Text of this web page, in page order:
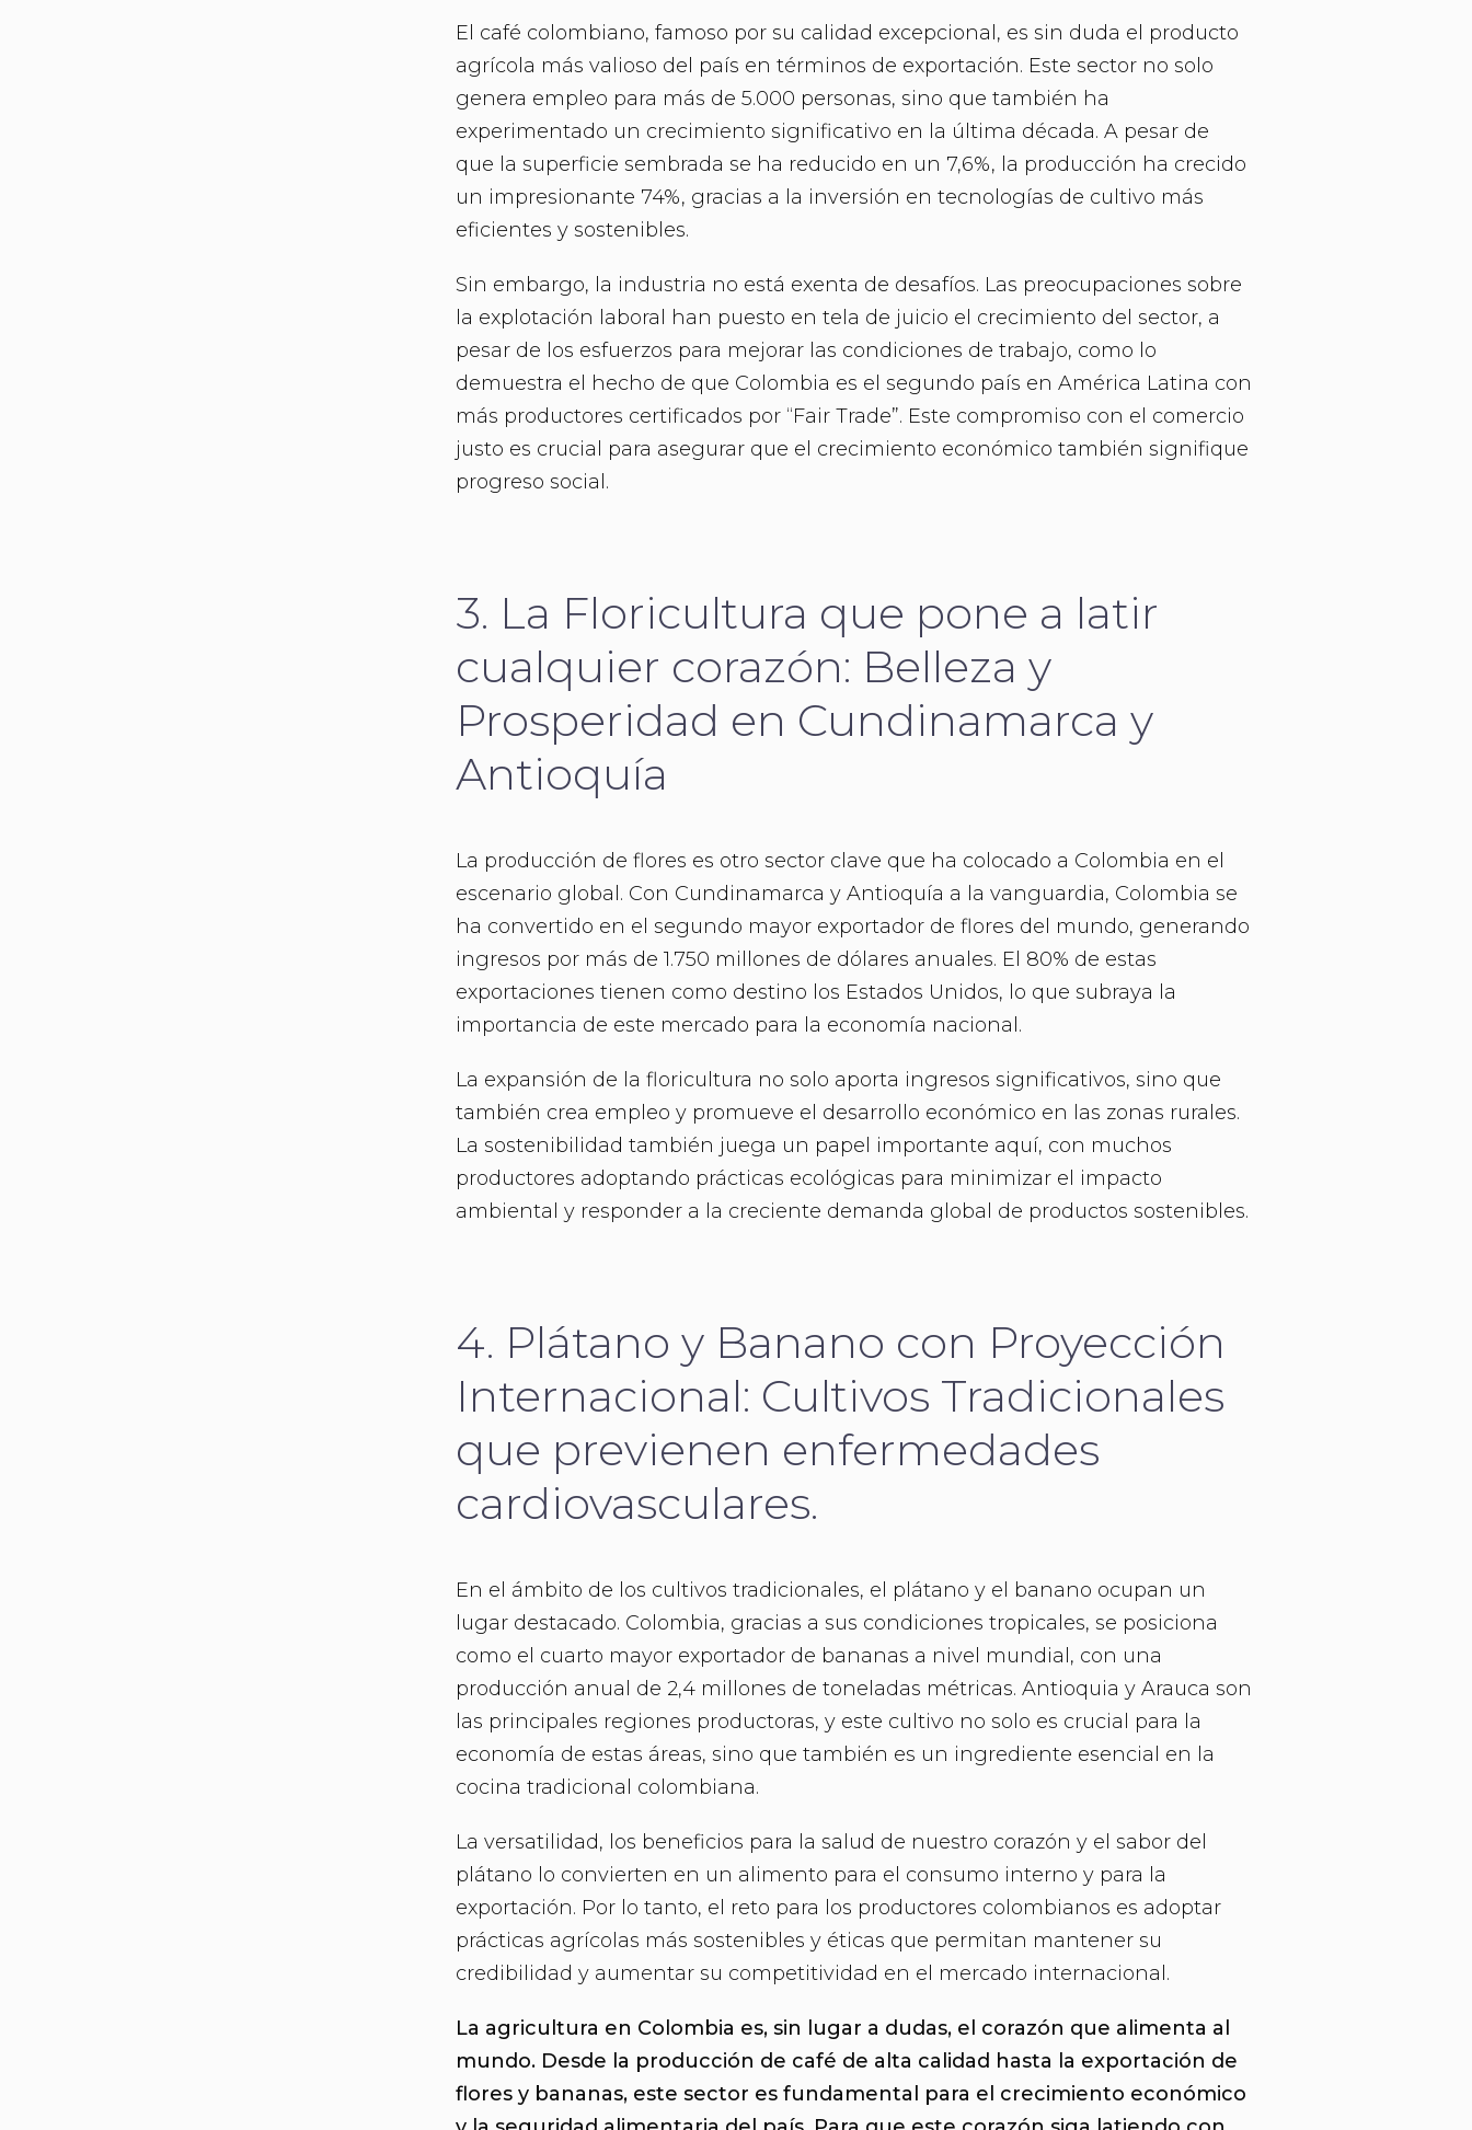
El café colombiano, famoso por su calidad excepcional, es sin duda el producto
agrícola más valioso del país en términos de exportación. Este sector no solo
genera empleo para más de 5.000 personas, sino que también ha
experimentado un crecimiento significativo en la última década. A pesar de
que la superficie sembrada se ha reducido en un 7,6%, la producción ha crecido
un impresionante 74%, gracias a la inversión en tecnologías de cultivo más
eficientes y sostenibles.
Sin embargo, la industria no está exenta de desafíos. Las preocupaciones sobre
la explotación laboral han puesto en tela de juicio el crecimiento del sector, a
pesar de los esfuerzos para mejorar las condiciones de trabajo, como lo
demuestra el hecho de que Colombia es el segundo país en América Latina con
más productores certificados por “Fair Trade”. Este compromiso con el comercio
justo es crucial para asegurar que el crecimiento económico también signifique
progreso social.
3. La Floricultura que pone a latir
cualquier corazón: Belleza y
Prosperidad en Cundinamarca y
Antioquía
La producción de flores es otro sector clave que ha colocado a Colombia en el
escenario global. Con Cundinamarca y Antioquía a la vanguardia, Colombia se
ha convertido en el segundo mayor exportador de flores del mundo, generando
ingresos por más de 1.750 millones de dólares anuales. El 80% de estas
exportaciones tienen como destino los Estados Unidos, lo que subraya la
importancia de este mercado para la economía nacional.
La expansión de la floricultura no solo aporta ingresos significativos, sino que
también crea empleo y promueve el desarrollo económico en las zonas rurales.
La sostenibilidad también juega un papel importante aquí, con muchos
productores adoptando prácticas ecológicas para minimizar el impacto
ambiental y responder a la creciente demanda global de productos sostenibles.
4. Plátano y Banano con Proyección
Internacional: Cultivos Tradicionales
que previenen enfermedades
cardiovasculares.
En el ámbito de los cultivos tradicionales, el plátano y el banano ocupan un
lugar destacado. Colombia, gracias a sus condiciones tropicales, se posiciona
como el cuarto mayor exportador de bananas a nivel mundial, con una
producción anual de 2,4 millones de toneladas métricas. Antioquia y Arauca son
las principales regiones productoras, y este cultivo no solo es crucial para la
economía de estas áreas, sino que también es un ingrediente esencial en la
cocina tradicional colombiana.
La versatilidad, los beneficios para la salud de nuestro corazón y el sabor del
plátano lo convierten en un alimento para el consumo interno y para la
exportación. Por lo tanto, el reto para los productores colombianos es adoptar
prácticas agrícolas más sostenibles y éticas que permitan mantener su
credibilidad y aumentar su competitividad en el mercado internacional.
La agricultura en Colombia es, sin lugar a dudas, el corazón que alimenta al
mundo. Desde la producción de café de alta calidad hasta la exportación de
flores y bananas, este sector es fundamental para el crecimiento económico